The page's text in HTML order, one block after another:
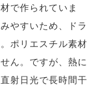
で作られていま
やすいため、ドラ
ポリエスチル素材
ん。ですが、熱に
射日光で長時間干